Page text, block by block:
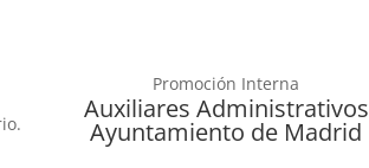
Promoción Interna
Auxiliares Administrativos
Ayuntamiento de Madrid